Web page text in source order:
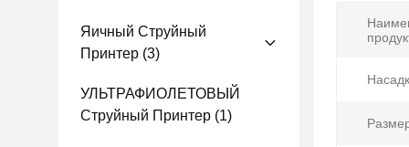
Яичный Струйный
Принтер (3)
УЛЬТРАФИОЛЕТОВЫЙ
Струйный Принтер (1)